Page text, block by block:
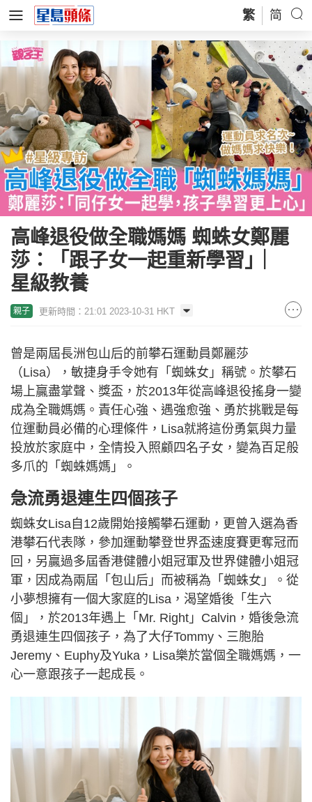
繁 简
高峰退役做全職媽媽 蜘蛛女鄭麗
莎：「跟子女一起重新學習」︳
星級教養
親子 更新時間：21:01 2023-10-31 HKT
曾是兩屆長洲包山后的前攀石運動員鄭麗莎
（Lisa），敏捷身手令她有「蜘蛛女」稱號。於攀石
場上贏盡掌聲、獎盃，於2013年從高峰退役搖身一變
成為全職媽媽。責任心強、遇強愈強、勇於挑戰是每
位運動員必備的心理條件，Lisa就將這份勇氣與力量
投放於家庭中，全情投入照顧四名子女，變為百足般
多爪的「蜘蛛媽媽」。
急流勇退連生四個孩子
蜘蛛女Lisa自12歲開始接觸攀石運動，更曾入選為香
港攀石代表隊，參加運動攀登世界盃速度賽更奪冠而
回，另贏過多屆香港健體小姐冠軍及世界健體小姐冠
軍，因成為兩屆「包山后」而被稱為「蜘蛛女」。從
小夢想擁有一個大家庭的Lisa，渴望婚後「生六
個」，於2013年遇上「Mr. Right」Calvin，婚後急流
勇退連生四個孩子，為了大仔Tommy、三胞胎
Jeremy、Euphy及Yuka，Lisa樂於當個全職媽媽，一
心一意跟孩子一起成長。